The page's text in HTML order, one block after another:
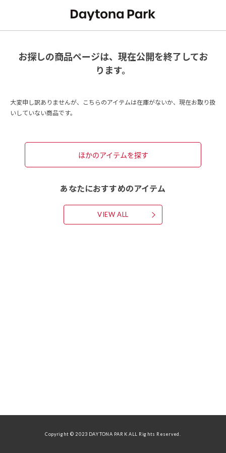
お探しの商品ページは、現在公開を終了してお
ります。
大変申し訳ありませんが、こちらのアイテムは在庫がないか、現在お取り扱
いしていない商品です。
ほかのアイテムを探す
あなたにおすすめのアイテム
VIEW ALL
Copyright © 2023 DAYTONA PARK ALL Rights Reserved.